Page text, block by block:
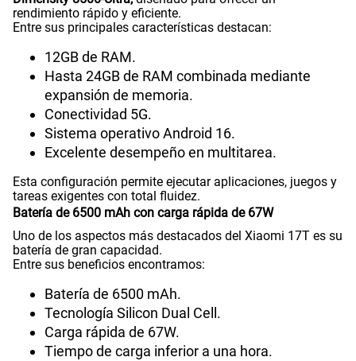
rendimiento rápido y eficiente.
Entre sus principales características destacan:
12GB de RAM.
Hasta 24GB de RAM combinada mediante
expansión de memoria.
Conectividad 5G.
Sistema operativo Android 16.
Excelente desempeño en multitarea.
Esta configuración permite ejecutar aplicaciones, juegos y
tareas exigentes con total fluidez.
Batería de 6500 mAh con carga rápida de 67W
Uno de los aspectos más destacados del Xiaomi 17T es su
batería de gran capacidad.
Entre sus beneficios encontramos:
Batería de 6500 mAh.
Tecnología Silicon Dual Cell.
Carga rápida de 67W.
Tiempo de carga inferior a una hora.